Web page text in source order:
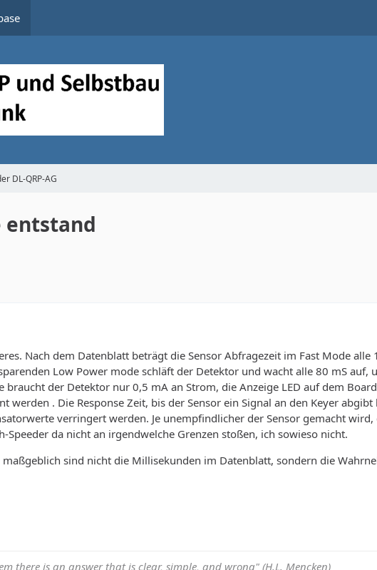
DL-QRP-AG
entstand
Nach dem Datenblatt beträgt die Sensor Abfragezeit im Fast Mode
Low Power mode schläft der Detektor und wacht alle 80 mS auf,
braucht der Detektor nur 0,5 mA an Strom, die Anzeige LED auf dem
werden . Die Response Zeit, bis der Sensor ein Signal an den Keyer
verringert werden. Je unempfindlicher der Sensor gemacht
Speeder da nicht an irgendwelche Grenzen stoßen, ich sowieso nicht.
sind nicht die Millisekunden im Datenblatt, sondern die
there is an answer that is clear, simple, and wrong" (H.L. Mencken)